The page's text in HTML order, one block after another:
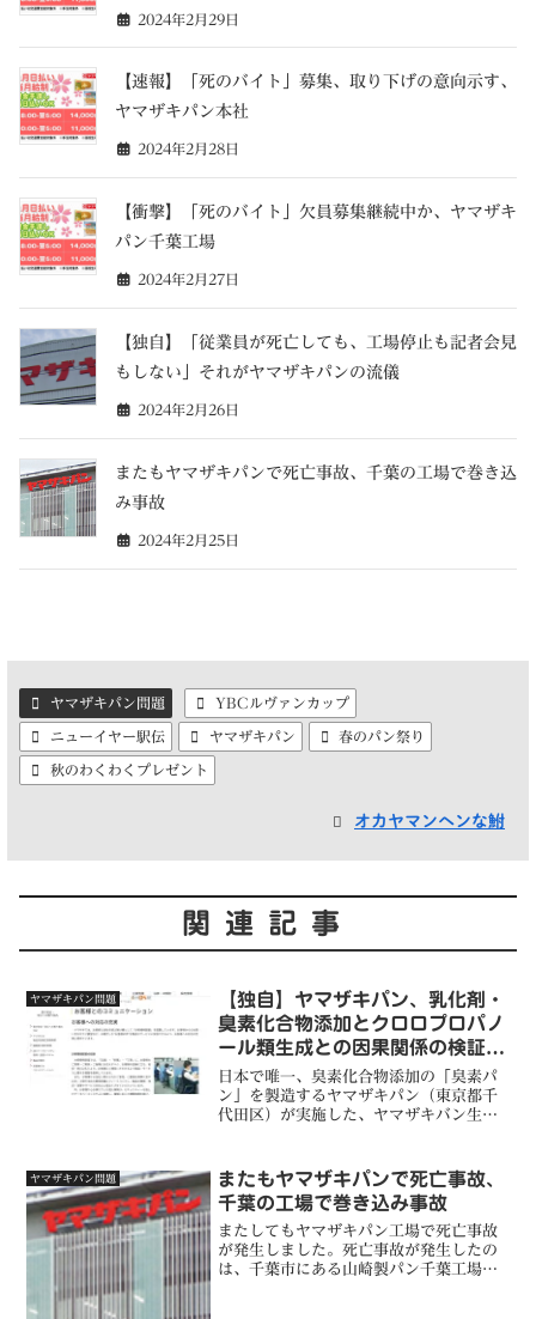
2024年2月29日
【速報】「死のバイト」募集、取り下げの意向示す、
ヤマザキパン本社
2024年2月28日
【衝撃】「死のバイト」欠員募集継続中か、ヤマザキ
パン千葉工場
2024年2月27日
【独自】「従業員が死亡しても、工場停止も記者会見
もしない」それがヤマザキパンの流儀
2024年2月26日
またもヤマザキパンで死亡事故、千葉の工場で巻き込
み事故
2024年2月25日
ヤマザキパン問題 YBCルヴァンカップ
ニューイヤー駅伝 ヤマザキパン 春のパン祭り
秋のわくわくプレゼント
オカヤマンヘンな鮒
関連記事
ヤマザキパン問題
【独自】ヤマザキパン、乳化剤・
臭素化合物添加とクロロプロパノ
ール類生成との因果関係の検証結
果を学会誌に投稿、一般公開せず
日本で唯一、臭素化合物添加の「臭素パ
ン」を製造するヤマザキパン（東京都千
代田区）が実施した、ヤマザキバン生地
クロロプロパノール類（CPs）生成との
因果関係の化学的検証の...
ヤマザキパン問題
またもヤマザキパンで死亡事故、
千葉の工場で巻き込み事故
またしてもヤマザキパン工場で死亡事故
が発生しました。死亡事故が発生したの
は、千葉市にある山崎製パン千葉工場で